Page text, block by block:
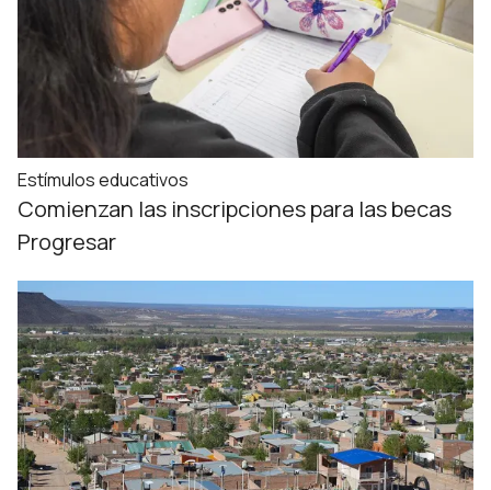
Estímulos educativos
Comienzan las inscripciones para las becas
Progresar